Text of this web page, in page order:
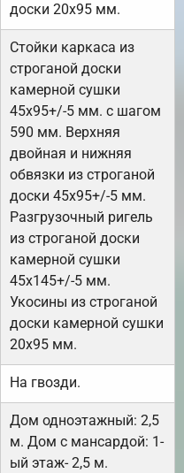
доски 20х95 мм.
Стойки каркаса из
строганой доски
камерной сушки
45х95+/-5 мм. с шагом
590 мм. Верхняя
двойная и нижняя
обвязки из строганой
доски 45х95+/-5 мм.
Разгрузочный ригель
из строганой доски
камерной сушки
45х145+/-5 мм.
Укосины из строганой
доски камерной сушки
20х95 мм.
На гвозди.
Дом одноэтажный: 2,5
м. Дом с мансардой: 1-
ый этаж- 2,5 м.